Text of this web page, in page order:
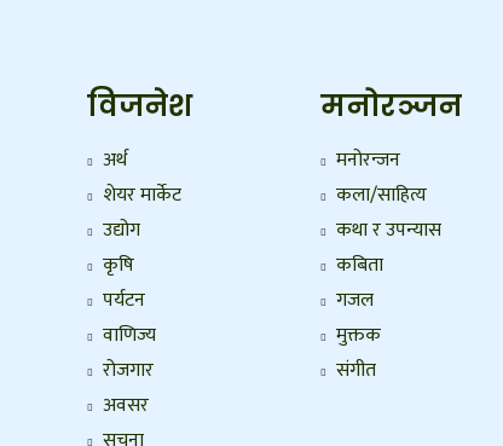
विजनेश
अर्थ
शेयर मार्केट
उद्योग
कृषि
पर्यटन
वाणिज्य
रोजगार
अवसर
मनोरञ्जन
मनोरन्जन
कला/साहित्य
कथा र उपन्यास
कबिता
गजल
मुक्तक
संगीत